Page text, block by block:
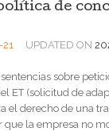
de
UPDATED ON
sobre
ET (solicitud de
el derecho de una
que la empresa no